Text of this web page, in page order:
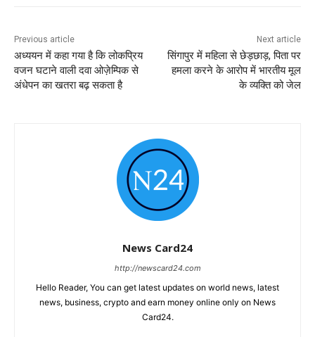
Previous article
अध्ययन में कहा गया है कि लोकप्रिय
वजन घटाने वाली दवा ओज़ेम्पिक से
अंधेपन का खतरा बढ़ सकता है
Next article
सिंगापुर में महिला से छेड़छाड़, पिता पर
हमला करने के आरोप में भारतीय मूल
के व्यक्ति को जेल
News Card24
http://newscard24.com
Hello Reader, You can get latest updates on world news, latest
news, business, crypto and earn money online only on News
Card24.